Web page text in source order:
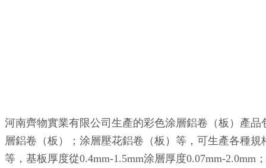
河南齊物實業有限公司生產的彩色涂層鋁卷（板）產
層鋁卷（板）；涂層壓花鋁卷（板）等，可生產各種規
等，基板厚度從0.4mm-1.5mm涂層厚度0.07mm-2.0mm